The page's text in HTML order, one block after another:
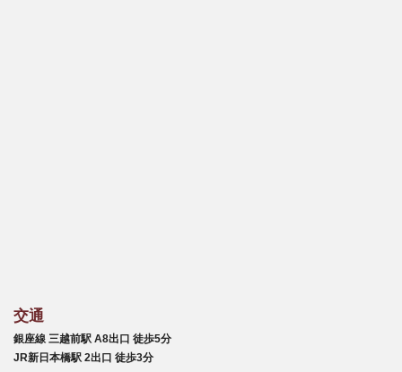
交通
銀座線 三越前駅 A8出口 徒歩5分
JR新日本橋駅 2出口 徒歩3分